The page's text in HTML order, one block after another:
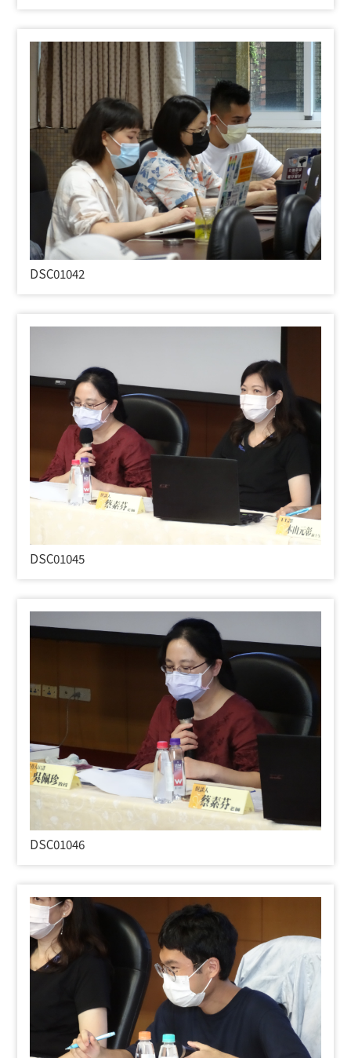
DSC01042
DSC01045
DSC01046